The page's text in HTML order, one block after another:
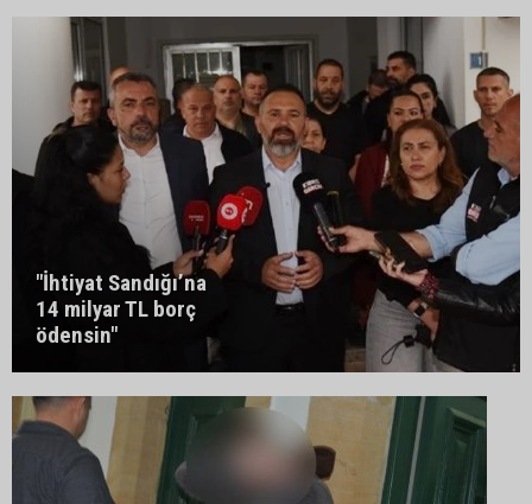
"İhtiyat Sandığı’na
14 milyar TL borç
ödensin"